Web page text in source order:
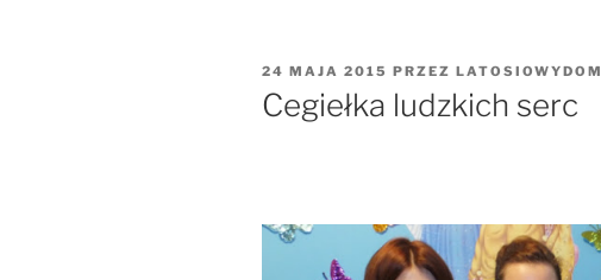
OPUBLIKOWANE
W
24 MAJA 2015 PRZEZ LATOSIOWYDOM
Cegiełka ludzkich serc